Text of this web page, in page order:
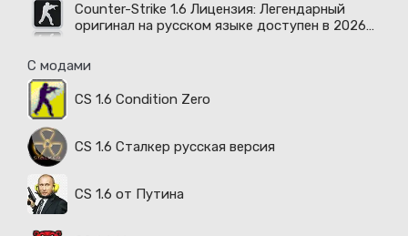
Counter-Strike 1.6 Лицензия: Легендарный
оригинал на русском языке доступен в 2026
С модами
CS 1.6 Condition Zero
CS 1.6 Сталкер русская версия
CS 1.6 от Путина